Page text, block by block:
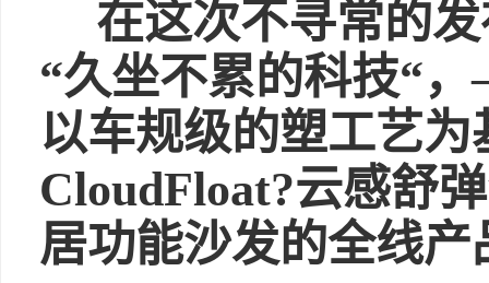
在这次不寻常的
“久坐不累的科技“
以车规级的塑工艺
CloudFloat?云感舒
居功能沙发的全线产